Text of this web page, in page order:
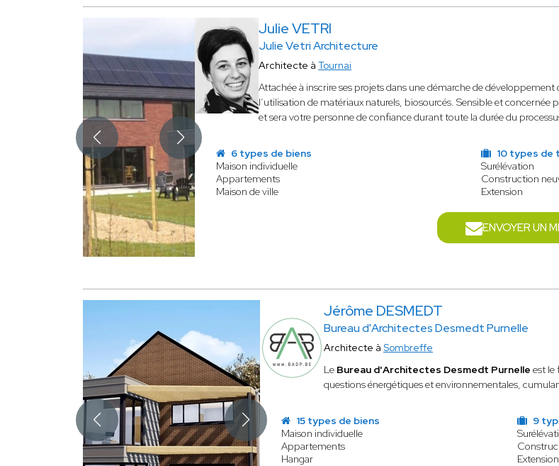
Julie VETRI
Julie Vetri Architecture
Architecte àTournai
Attachée à inscrire ses projets dans une démarche de
l’utilisation de matériaux naturels, biosourcés. Sensible et
et sera votre personne de confiance durant toute la durée du
6 types de biens
Maison individuelle
Appartements
Maison de ville
10 types de
Surélévation
Construction
Extension
ENVOYER UN
Jérôme DESMEDT
Bureau d'Architectes Desmedt Purnelle
Architecte à Sombreffe
Le Bureau d'Architectes Desmedt Purnelle est le
questions énergétiques et environnementales,
15 types de biens
Maison individuelle
Appartements
Hangar
9
Extension